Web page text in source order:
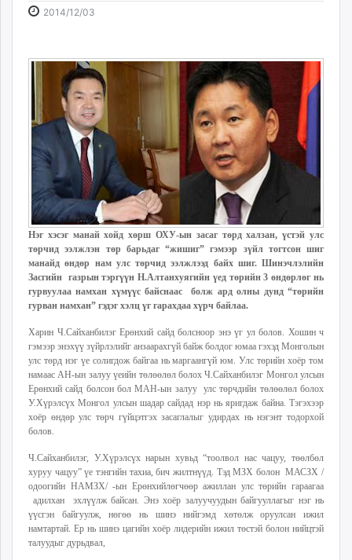
caak.mn
Baabar.mn
tovch.mn
ikon.mn
mnb.mn
Livetv.mn
Eguur.mn
24tsag.mn
shuud.mn
eagle.mn
zarig.mn
today.mn
zuv.mn
ugluu.mn
urlag.mn
unen.mn
asu.mn
shudarga.mn
unuudur.mn
isee.mn
mglradio.com
fact.mn
itoim.mn
2014/12/03
19:01:51
03:04:20
Нэг хэсэг манай хойд хөрш ОХУ-ын засаг төрд халзан, үстэй улс
төрчид ээлжлэн төр барьдаг “жишиг” гэмээр зүйл тогтсон шиг
манайд өндөр нам улс төрчид ээлжлээд байх шиг. Шинэчлэлийн
Засгийн газрын тэргүүн Н.Алтанхуягийн үед төрийн 3 өндөрлөг нь
гурвуулаа намхан хүмүүс байснаас болж ард олны дунд “төрийн
гурван намхан” гэдэг хэлц үг гарахдаа хүрч байлаа.
Харин Ч.Сайханбилэг Ерөнхий сайд болсноор энэ үг ул болов. Хошин ч
гэмээр энэхүү зүйрлэлийг анзаарахгүй байж болдог юмаа гэхэд Монголын
улс төрд нэг үе солигдож байгаа нь маргаангүй юм. Улс төрийн хоёр том
намаас АН-ын залуу үеийн төлөөлөл болох Ч.Сайханбилэг Монгол улсын
Ерөнхий сайд болсон бол МАН-ын залуу улс төрчдийн төлөөлөл болох
У.Хүрэлсүх Монгол улсын шадар сайдад нэр нь яригдаж байна. Тэгэхээр
хоёр өндөр улс төрч гүйцэтгэх засаглалыг удирдах нь нэгэнт тодорхой
болов.
Ч.Сайханбилэг, У.Хүрэлсүх нарын хувьд “тоолвол нас чацуу, төөлбөл
хуруу чацуу” үе тэнгийн тахиа, бич жилтнүүд. Тэд МЗХ болон МАСЗХ /
одоогийн НАМЗХ/ -ын Ерөнхийлөгчөөр ажиллан улс төрийн гараагаа
адилхан эхлүүлж байсан. Энэ хоёр залуучуудын байгууллагыг нэг нь
үүсгэн байгуулж, нөгөө нь шинэ нийгэмд хөтөлж оруулсан ижил
намтартай. Ер нь шинэ цагийн хоёр лидерийн ижил төстэй болон нийцтэй
талуудыг дурьдвал,